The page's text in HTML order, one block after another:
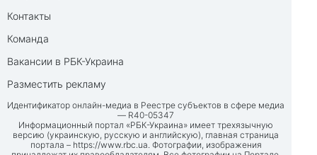
Контакты
Команда
Вакансии в РБК-Украина
Разместить рекламу
Идентификатор онлайн-медиа в Реестре субъектов в сфере медиа
— R40-05347
Информационный портал «РБК-Украина» имеет трехязычную
версию (украинскую, русскую и английскую), главная страница
портала – https://www.rbc.ua . Фотографии, изображения